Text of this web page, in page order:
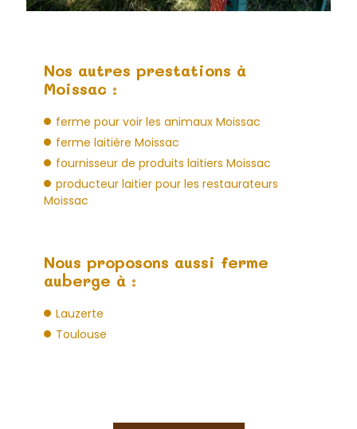
Nos autres prestations à
Moissac :
ferme pour voir les animaux Moissac
ferme laitière Moissac
fournisseur de produits laitiers Moissac
producteur laitier pour les restaurateurs
Moissac
Nous proposons aussi ferme
auberge à :
Lauzerte
Toulouse